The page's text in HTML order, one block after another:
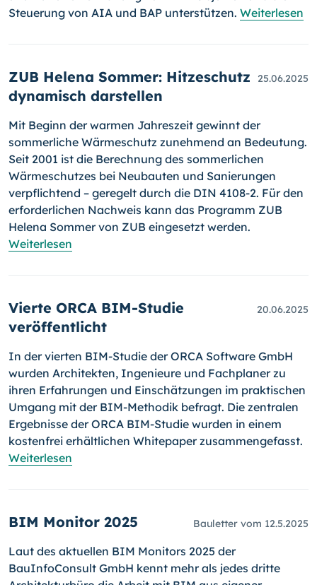
Steuerung von AIA und BAP unterstützen. Weiterlesen
ZUB Helena Sommer: Hitzeschutz
dynamisch darstellen
25.06.2025
Mit Beginn der warmen Jahreszeit gewinnt der
sommerliche Wärmeschutz zunehmend an Bedeutung.
Seit 2001 ist die Berechnung des sommerlichen
Wärmeschutzes bei Neubauten und Sanierungen
verpflichtend – geregelt durch die DIN 4108-2. Für den
erforderlichen Nachweis kann das Programm ZUB
Helena Sommer von ZUB eingesetzt werden.
Weiterlesen
Vierte ORCA BIM-Studie
veröffentlicht
20.06.2025
In der vierten BIM-Studie der ORCA Software GmbH
wurden Architekten, Ingenieure und Fachplaner zu
ihren Erfahrungen und Einschätzungen im praktischen
Umgang mit der BIM-Methodik befragt. Die zentralen
Ergebnisse der ORCA BIM-Studie wurden in einem
kostenfrei erhältlichen Whitepaper zusammengefasst.
Weiterlesen
BIM Monitor 2025 Bauletter vom 12.5.2025
Laut des aktuellen BIM Monitors 2025 der
BauInfoConsult GmbH kennt mehr als jedes dritte